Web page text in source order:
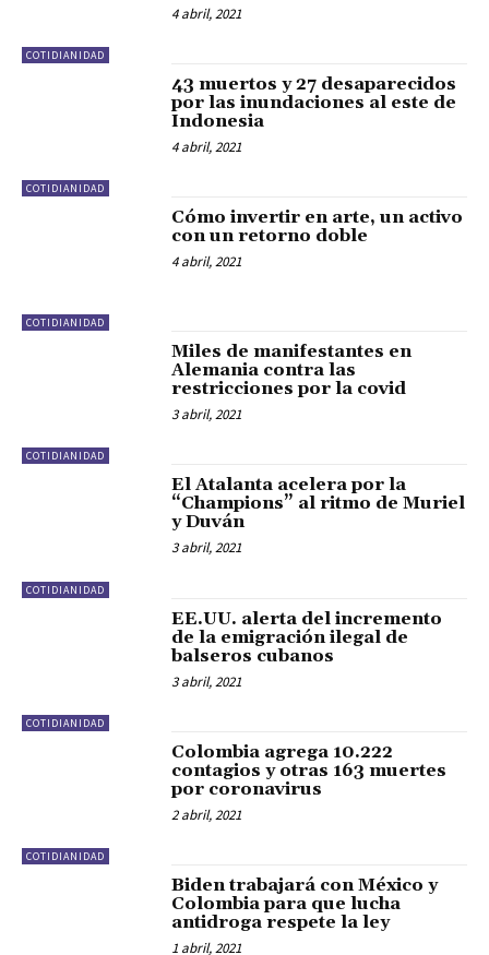
COTIDIANIDAD
4 abril, 2021
COTIDIANIDAD
43 muertos y 27 desaparecidos
por las inundaciones al este de
Indonesia
4 abril, 2021
COTIDIANIDAD
Cómo invertir en arte, un activo
con un retorno doble
4 abril, 2021
COTIDIANIDAD
Miles de manifestantes en
Alemania contra las
restricciones por la covid
3 abril, 2021
COTIDIANIDAD
El Atalanta acelera por la
“Champions” al ritmo de Muriel
y Duván
3 abril, 2021
COTIDIANIDAD
EE.UU. alerta del incremento
de la emigración ilegal de
balseros cubanos
3 abril, 2021
COTIDIANIDAD
Colombia agrega 10.222
contagios y otras 163 muertes
por coronavirus
2 abril, 2021
Biden trabajará con México y
Colombia para que lucha
antidroga respete la ley
1 abril, 2021